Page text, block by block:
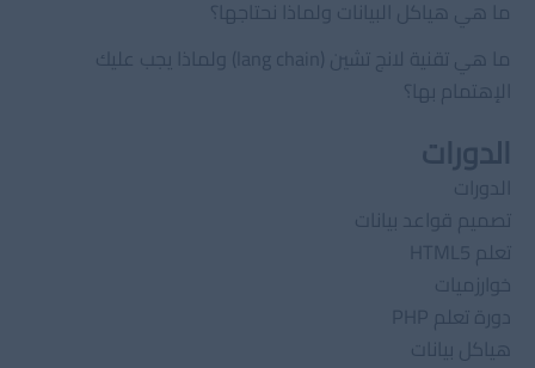
ما هي هياكل البيانات ولماذا نحتاجها؟
ما هي تقنية لانج تشين (lang chain) ولماذا يجب عليك
الإهتمام بها؟
الدورات
الدورات
تصميم قواعد بيانات
تعلم HTML5
خوارزميات
دورة تعلم PHP
هياكل بيانات